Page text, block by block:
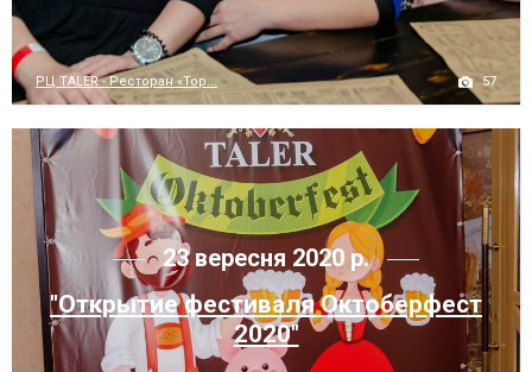
РЦ TALER - Ресторан «Тор... 57
23 вересня 2020 р.
"Открытие фестиваля Октоберфест
2020"